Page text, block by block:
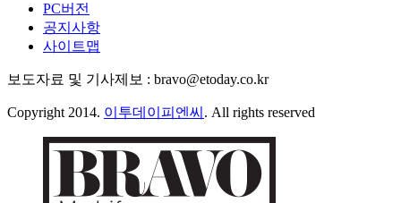
PC버전
공지사항
사이트맵
보도자료 및 기사제보 : bravo@etoday.co.kr
Copyright 2014. 이투데이피엔씨 . All rights reserved